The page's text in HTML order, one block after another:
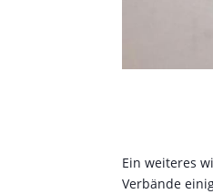
Ein weiteres
Verbände